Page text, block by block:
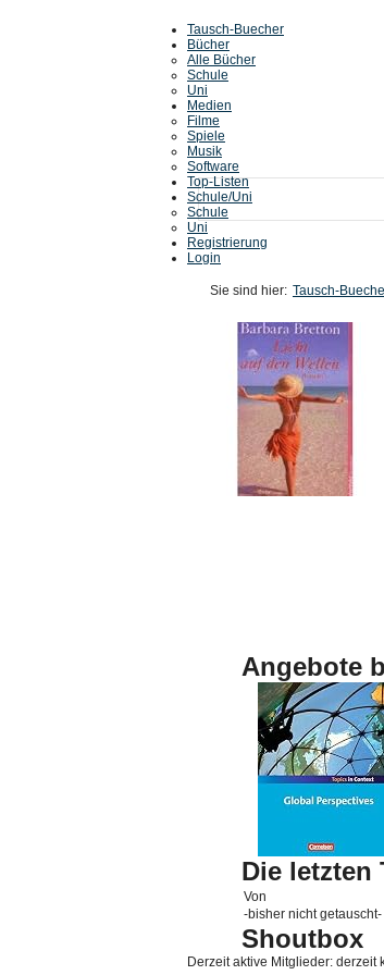
Tausch-Buecher
Bücher
Alle Bücher
Schule
Uni
Medien
Filme
Spiele
Musik
Software
Top-Listen
Schule/Uni
Schule
Uni
Registrierung
Login
Sie sind hier: Tausch-
Angebote
Die letzten
Von
-bisher nicht getauscht-
Shoutbox
Derzeit aktive Mitglieder: derzeit